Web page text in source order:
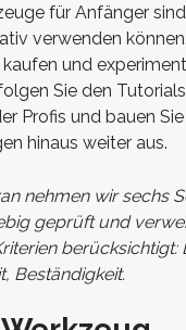
für Anfänger
verwenden
und
Sie den
Profis und bauen
hinaus weiter aus.
nehmen wir sechs
geprüft und
berücksichtigt:
Beständigkeit.